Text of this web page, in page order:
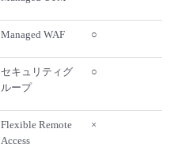
Managed WAF ○
セキュリティグ
ループ
○
Flexible Remote
Access
×